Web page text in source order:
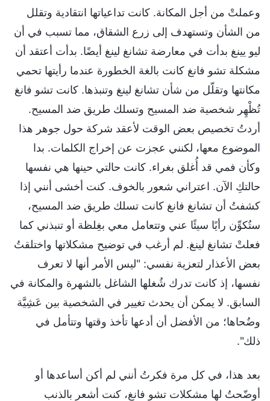
وعملتْ من أجل المكانة. كانت تداعياتها انتقادية وتقلل
من الشأن وتستهدف إلى زرع الشقاق، مما تسبب في أن
ليو يينغ بدأت في معارضة تشانغ لينغ أيضًا. بدأت أعتقد أن
مشكلة تشو فانغ كانت بالغة الخطورة عندما رأيتها تحمي
مكانتها وتقلّل من شأن تشانغ لينغ وتنبذها. كانت تشو فانغ
تُظْهِر شخصية ضد المسيح وتسلك طريق ضد المسيح.
أردتُ تخصيص بعض الوقت لأعقد شركة حول جوهر هذا
الموضوع معها، لكنني عجزت عن إخراج الكلمات. بدا
وكأن فمي قد أُغلق بغراء. كانت حالتي حينها هي نفسها
حالتكِ الآن. اعتراني شعور بالخوف. كنت أخشى أنني إذا
كشفتُ أن تشانغ فانغ كانت تسلك طريق ضد المسيح،
ستُكوِّن رأيًا سيئًا عني وتتعامل معي بغِلظة أو تنبذني كما
فعلتْ تشانغ لينغ. لم أرغب في توضيح مشكلاتها واختلقتُ
بعض الأعذار لتعزية نفسي: "ليس الأمر أنها لا تعرف
نفسها، إذ كانت تدرك شُغلها الشاغل بالشهرة والمكانة في
السابق. لا يمكن أن يحدث تغيير في الشخصية بين عَشِيَّة
وضُحاها؛ من الأفضل أن أدعها تأخذ وقتها وتتأمل في
ذلك".
بعد هذا، في كل مرة فكرتُ أنني لم أكن أساعدها أو
أوضّحتُ لها مشكلات تشو فانغ، كنت أشعر بالذنب